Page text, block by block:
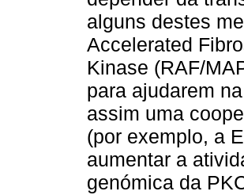
alguns destes
Accelerated
Kinase (RAF/
para ajudarem
assim uma
(por exemplo, a
aumentar a
genómica da